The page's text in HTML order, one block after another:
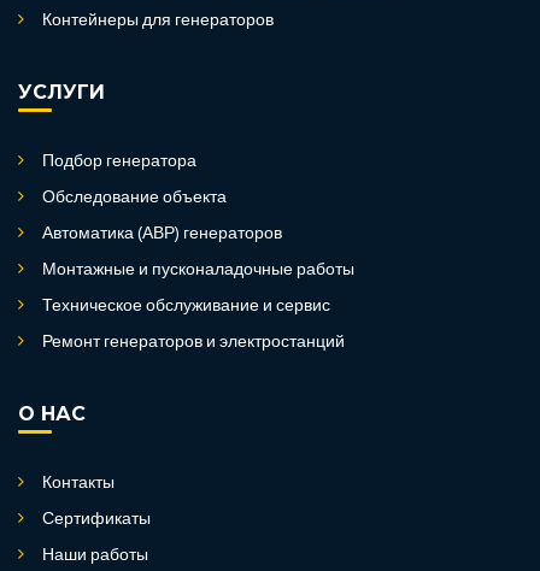
Контейнеры для генераторов
УСЛУГИ
Подбор генератора
Обследование объекта
Автоматика (АВР) генераторов
Монтажные и пусконаладочные работы
Техническое обслуживание и сервис
Ремонт генераторов и электростанций
О НАС
Контакты
Сертификаты
Наши работы